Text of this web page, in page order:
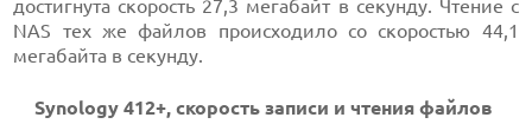
достигнута скорость 27,3 мегабайт в секунду. Чтение с
NAS тех же файлов происходило со скоростью 44,1
мегабайта в секунду.
Synology 412+, скорость записи и чтения файлов